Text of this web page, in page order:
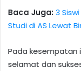
Baca Juga: 3
Studi di AS Lewat
Pada kesempatan
selamat dan